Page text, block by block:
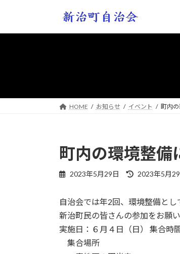
HOME お知らせ イベント 町内の
町内の環境整備
2023年5月29日
最
新
日
時
:
2023年5月
自治会では年2回、環境整備とし
新治町民の皆さんの参加をお願い
実施日：６月４日（日） 集合
集合場所